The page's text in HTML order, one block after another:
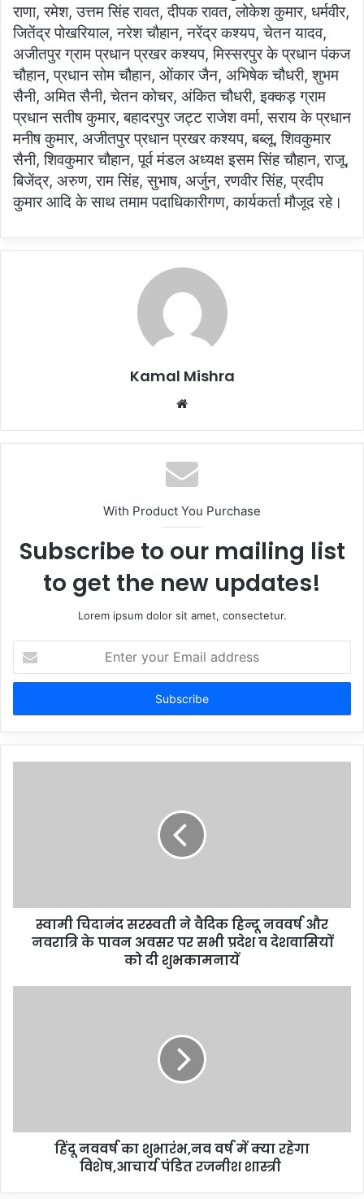
राणा, रमेश, उत्तम सिंह रावत, दीपक रावत, लोकेश कुमार, धर्मवीर,
जितेंद्र पोखरियाल, नरेश चौहान, नरेंद्र कश्यप, चेतन यादव,
अजीतपुर ग्राम प्रधान प्रखर कश्यप, मिस्सरपुर के प्रधान पंकज
चौहान, प्रधान सोम चौहान, ओंकार जैन, अभिषेक चौधरी, शुभम
सैनी, अमित सैनी, चेतन कोचर, अंकित चौधरी, इक्कड़ ग्राम
प्रधान सतीष कुमार, बहादरपुर जट्ट राजेश वर्मा, सराय के प्रधान
मनीष कुमार, अजीतपुर प्रधान प्रखर कश्यप, बब्लू, शिवकुमार
सैनी, शिवकुमार चौहान, पूर्व मंडल अध्यक्ष इसम सिंह चौहान, राजू,
बिजेंद्र, अरुण, राम सिंह, सुभाष, अर्जुन, रणवीर सिंह, प्रदीप
कुमार आदि के साथ तमाम पदाधिकारीगण, कार्यकर्ता मौजूद रहे।
Kamal Mishra
Website
With Product You Purchase
Subscribe to our mailing list
to get the new updates!
Lorem ipsum dolor sit amet, consectetur.
your
Email
स्वामी चिदानंद सरस्वती ने वैदिक हिन्दू नववर्ष और
नवरात्रि के पावन अवसर पर सभी प्रदेश व देशवासियों
को दी शुभकामनायें
हिंदू नववर्ष का शुभारंभ,नव वर्ष में क्या रहेगा
विशेष,आचार्य पंडित रजनीश शास्त्री